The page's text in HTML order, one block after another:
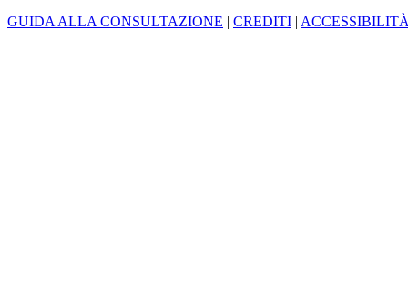
GUIDA ALLA CONSULTAZIONE | CREDITI |